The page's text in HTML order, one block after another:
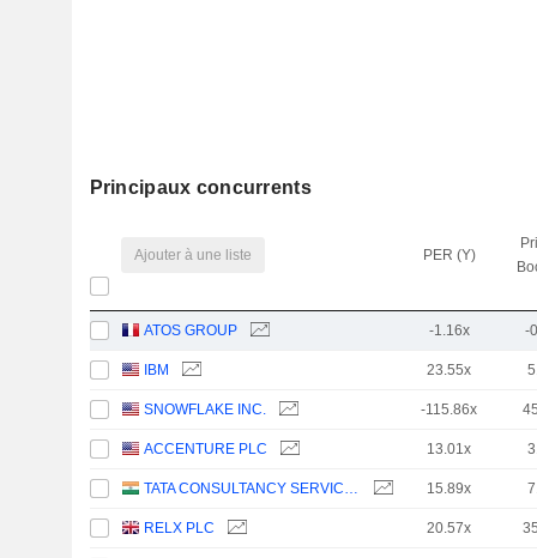
Principaux concurrents
Ajouter à une liste PER (Y)
ATOS GROUP -1.16x -
IBM 23.55x
SNOWFLAKE INC. -115.86x
ACCENTURE PLC 13.01x
TATA CONSULTANCY SERVICES LTD. 15.89x
RELX PLC 20.57x